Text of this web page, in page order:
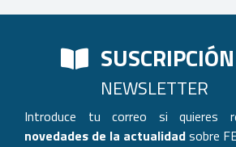
SUSCRIPCIÓN
NEWSLETTER
Introduce tu correo si quieres
novedades de la actualidadsobre